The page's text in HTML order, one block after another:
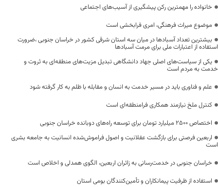
خانواده را مهمترین رکن پیشگیری از آسیب‌های اجتماعی
موضوع میراث فرهنگی، امری فرابخشی است
بیشترین تعداد آسبادها در میان سه استان شرقی کشور در خراسان جنوبی ،ضرورت
استفاده از اعتبارات ملی برای مرمت آسبادها
یکی از سیاست‌های اصلی جهاد دانشگاهی تبدیل مزیت‌های منطقه‌ای به ثروت و
خدمت به مردم است
علم و فناوری باید در مسیر خدمت به انسان و مقابله با ظلم به کار گرفته شود
کنترل ملخ نیازمند همکاری فرامنطقه‌ای است
اختصاص 2500 میلیارد تومان برای توسعه راه‌های دوبانده خراسان جنوبی
اربعین فرصتی برای بازگشت عقلانیت و اصول فراموش‌شده انسانیت به جامعه بشری
است
خراسان جنوبی در خدمت‌رسانی به زائران اربعین، الگوی همدلی و اخلاص است
استفاده از ظرفیت پیمانکاران و تأمین‌کنندگان بومی استان